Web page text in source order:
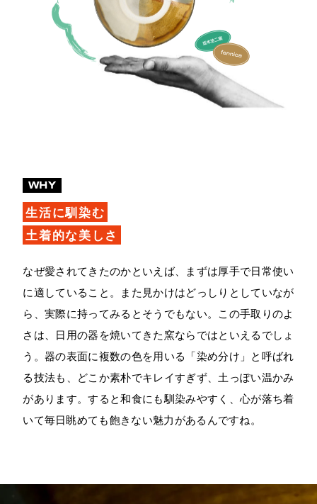
WHY
生活に馴染む
土着的な美しさ
なぜ愛されてきたのかといえば、まずは厚手で日常使い
に適していること。また見かけはどっしりとしていなが
ら、実際に持ってみるとそうでもない。この手取りのよ
さは、日用の器を焼いてきた窯ならではといえるでしょ
う。器の表面に複数の色を用いる「染め分け」と呼ばれ
る技法も、どこか素朴でキレイすぎず、土っぽい温かみ
があります。すると和食にも馴染みやすく、心が落ち着
いて毎日眺めても飽きない魅力があるんですね。